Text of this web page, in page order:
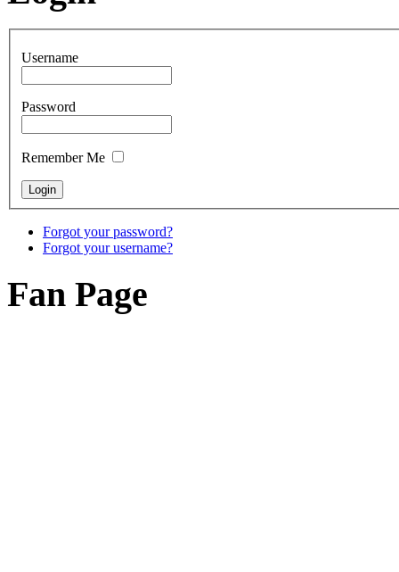
Username
Password
Remember Me
Forgot your password?
Forgot your username?
Fan Page